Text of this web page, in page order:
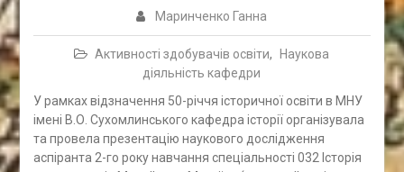
Маринченко Ганна
Активності здобувачів освіти,
Наукова
діяльність кафедри
У рамках відзначення 50-річчя історичної освіти в МНУ
імені В.О. Сухомлинського кафедра історії організувала
та провела презентацію наукового дослідження
аспіранта 2-го року навчання спеціальності 032 Історія